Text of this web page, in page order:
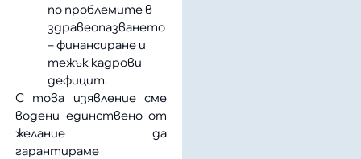
по проблемите в
здравеопазването
– финансиране и
тежък кадрови
дефицит.
С това изявление сме
водени единствено от
желание да
гарантираме